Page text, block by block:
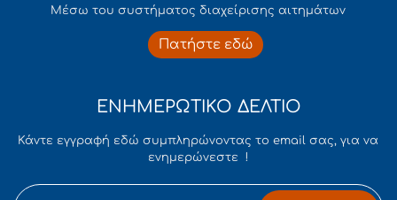
Mέσω του συστήματος διαχείρισης αιτημάτων
Πατήστε εδώ
ΕΝΗΜΕΡΩΤΙΚΟ ΔΕΛΤΙΟ
Κάντε εγγραφή εδώ συμπληρώνοντας το email σας, για να
ενημερώνεστε !